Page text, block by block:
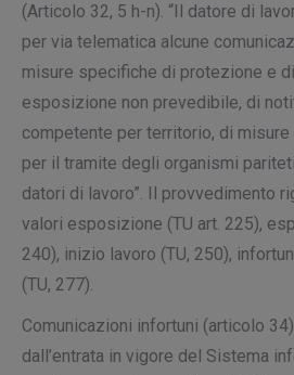
(Articolo 32, 5 h-n). “Il datore di
per via telematica alcune
misure specifiche di protezione e
esposizione non prevedibile, di
competente per territorio, di misure
per il tramite degli organismi
datori di lavoro”. Il provvedimento
valori esposizione (TU art. 225),
240), inizio lavoro (TU, 250),
(TU, 277).
Comunicazioni infortuni (articolo
dall’entrata in vigore del Sistema